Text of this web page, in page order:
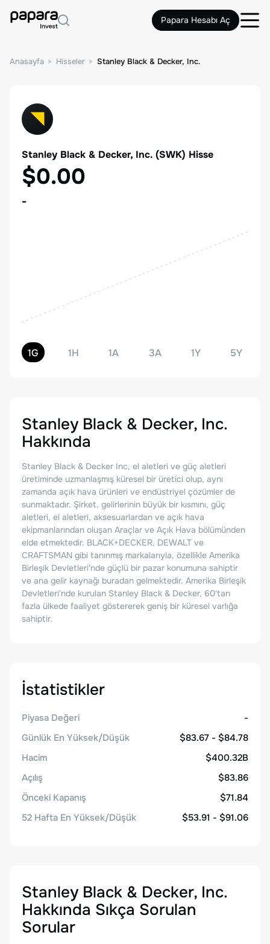
Papara Hesabı Aç
Anasayfa Hisseler Stanley Black & Decker, Inc.
Stanley Black & Decker, Inc. (SWK) Hisse
$0.00
-
1G 1H 1A 3A 1Y 5Y
Stanley Black & Decker, Inc.
Hakkında
Stanley Black & Decker Inc, el aletleri ve güç aletleri
üretiminde uzmanlaşmış küresel bir üretici olup, aynı
zamanda açık hava ürünleri ve endüstriyel çözümler de
sunmaktadır. Şirket, gelirlerinin büyük bir kısmını, güç
aletleri, el aletleri, aksesuarlardan ve açık hava
ekipmanlarından oluşan Araçlar ve Açık Hava bölümünden
elde etmektedir. BLACK+DECKER, DEWALT ve
CRAFTSMAN gibi tanınmış markalarıyla, özellikle Amerika
Birleşik Devletleri'nde güçlü bir pazar konumuna sahiptir
ve ana gelir kaynağı buradan gelmektedir. Amerika Birleşik
Devletleri'nde kurulan Stanley Black & Decker, 60'tan
fazla ülkede faaliyet göstererek geniş bir küresel varlığa
sahiptir.
İstatistikler
Piyasa Değeri
-
Günlük En Yüksek/Düşük
$83.67 - $84.78
Hacim
$400.32B
Açılış
$83.86
Önceki Kapanış
$71.84
52 Hafta En Yüksek/Düşük
$53.91 - $91.06
Stanley Black & Decker, Inc.
Hakkında Sıkça Sorulan
Sorular